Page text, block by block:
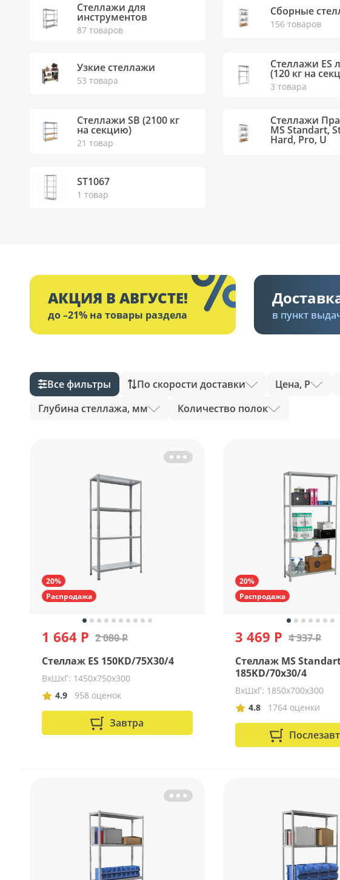
Стеллажи для
инструментов
87 товаров
Сборные
156 товаров
Узкие стеллажи
53 товара
Стеллажи ES
(120 кг на
3 товара
Стеллажи SB (2100 кг
на секцию)
21 товар
Стеллажи
MS Standart,
Hard, Pro, U
ST1067
1 товар
АКЦИЯ В АВГУСТЕ!
до –21% на товары раздела в пункт
Все фильтры По скорости доставки Цена, Р
Глубина стеллажа, мм
Количество полок
20%
Распродажа
1 664 Р 2 080 Р
Стеллаж ES 150KD/75Х30/4
ВхШхГ: 1450х750х300
4.9
958 оценок
Завтра
20%
Распродажа
3 469 Р 4 337 Р
Стеллаж MS
185KD/70x30/4
ВхШхГ: 1850х700х300
4.8
1764 оценки